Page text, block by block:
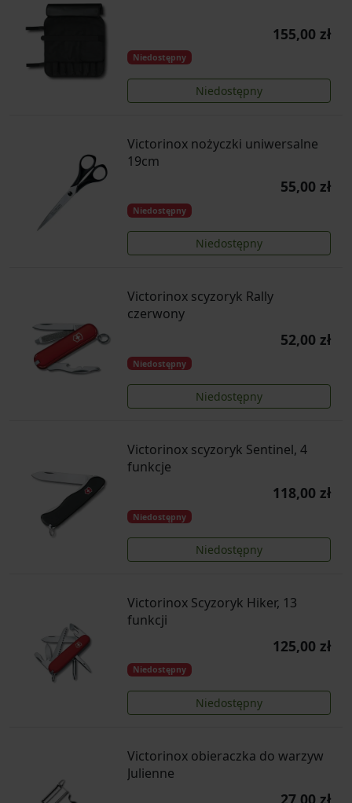
155,00 zł
Niedostępny
Niedostępny
Victorinox nożyczki uniwersalne
19cm
55,00 zł
Niedostępny
Niedostępny
Victorinox scyzoryk Rally
czerwony
52,00 zł
Niedostępny
Niedostępny
Victorinox scyzoryk Sentinel, 4
funkcje
118,00 zł
Niedostępny
Niedostępny
Victorinox Scyzoryk Hiker, 13
funkcji
125,00 zł
Niedostępny
Niedostępny
Victorinox obieraczka do warzyw
Julienne
27,00 zł